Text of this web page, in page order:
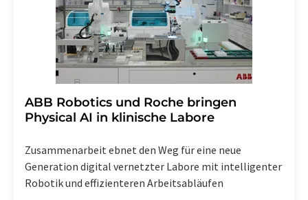
enthalten.
​​​​​​​ABB Robotics und Roche bringen
Physical AI in klinische Labore
Zusammenarbeit ebnet den Weg für eine neue
Generation digital vernetzter Labore mit intelligenter
Robotik und effizienteren Arbeitsabläufen